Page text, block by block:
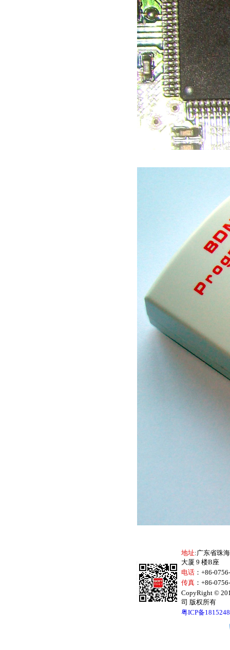
地址:广东省珠
大厦 9 楼B座
电话 ：+86-
传真 ：+86-
CopyRight ©
司 版权所有
粤ICP备